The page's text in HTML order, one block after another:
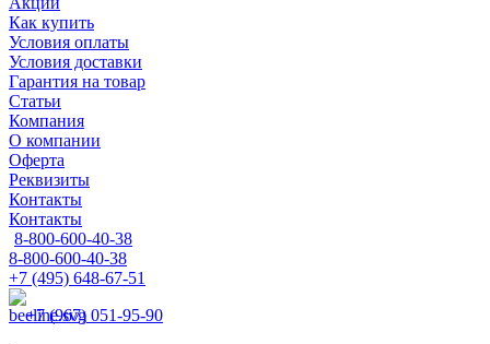
Как купить
Условия оплаты
Условия доставки
Гарантия на товар
Статьи
Компания
О компании
Оферта
Реквизиты
Контакты
Контакты
8-800-600-40-38
8-800-600-40-38
+7 (495) 648-67-51
+7 (967) 051-95-90